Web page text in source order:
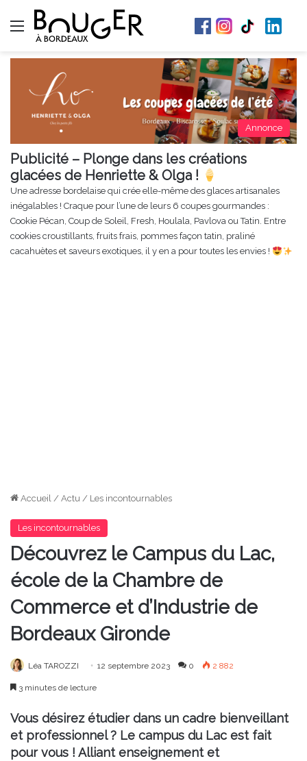
Menu
Annonce
Publicité – Plonge dans les créations
glacées de Henriette & Olga !
Une adresse bordelaise qui crée elle-même des glaces artisanales
inégalables ! Craque pour l’une de leurs 6 coupes gourmandes :
Cookie Pécan, Coup de Soleil, Fresh, Houlala, Pavlova ou Tatin. Entre
cookies croustillants, fruits frais, pommes façon tatin, praliné
cacahuètes et saveurs exotiques, il y en a pour toutes les envies !
Accueil / Actu / Les incontournables
Les incontournables
Découvrez le Campus du Lac,
école de la Chambre de
Commerce et d’Industrie de
Bordeaux Gironde
Léa TAROZZI 12 septembre 2023 0 2 882
3 minutes de lecture
Vous désirez étudier dans un cadre bienveillant
et professionnel ? Le campus du Lac est fait
pour vous ! Alliant enseignement et